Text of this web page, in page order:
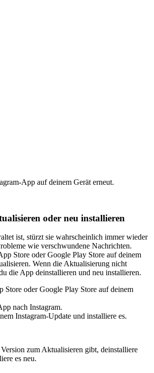
App auf deinem Gerät erneut.
oder neu installieren
ist, stürzt sie wahrscheinlich immer wieder
wie verschwundene Nachrichten.
Store oder Google Play Store auf deinem
Wenn die Aktualisierung nicht
die App deinstallieren und neu installieren.
Store oder Google Play Store auf deinem
nach Instagram.
Instagram-Update und installiere es.
zum Aktualisieren gibt, deinstalliere
es neu.